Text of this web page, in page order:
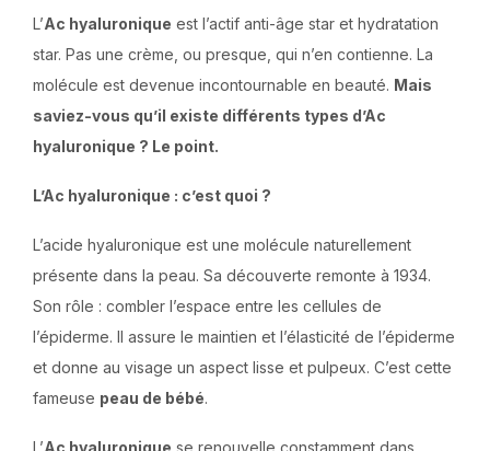
L’Ac hyaluronique est l’actif anti-âge star et hydratation
star. Pas une crème, ou presque, qui n’en contienne. La
molécule est devenue incontournable en beauté. Mais
saviez-vous qu’il existe différents types d’Ac
hyaluronique ? Le point.
L’Ac hyaluronique : c’est quoi ?
L’acide hyaluronique est une molécule naturellement
présente dans la peau. Sa découverte remonte à 1934.
Son rôle : combler l’espace entre les cellules de
l’épiderme. Il assure le maintien et l’élasticité de l’épiderme
et donne au visage un aspect lisse et pulpeux. C’est cette
fameuse peau de bébé.
L’Ac hyaluronique se renouvelle constamment dans